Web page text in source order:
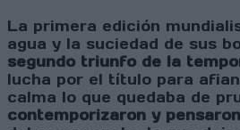
La primera edición
agua y la suciedad de sus
segundo triunfo de la
lucha por el título para
calma lo que quedaba de
contemporizaron y